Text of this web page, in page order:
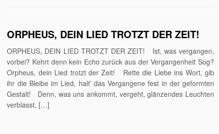
ORPHEUS, DEIN LIED TROTZT DER ZEIT!
ORPHEUS, DEIN LIED TROTZT DER ZEIT! Ist, was vergangen,
vorbei? Kehrt denn kein Echo zurück aus der Vergangenheit Sog?
Orpheus, dein Lied trotzt der Zeit! Rette die Liebe ins Wort, gib
ihr die Bleibe im Lied, halt’ das Vergangene fest in der geformten
Gestalt! Denn, was uns ankommt, vergeht, glänzendes Leuchten
verblasst, […]